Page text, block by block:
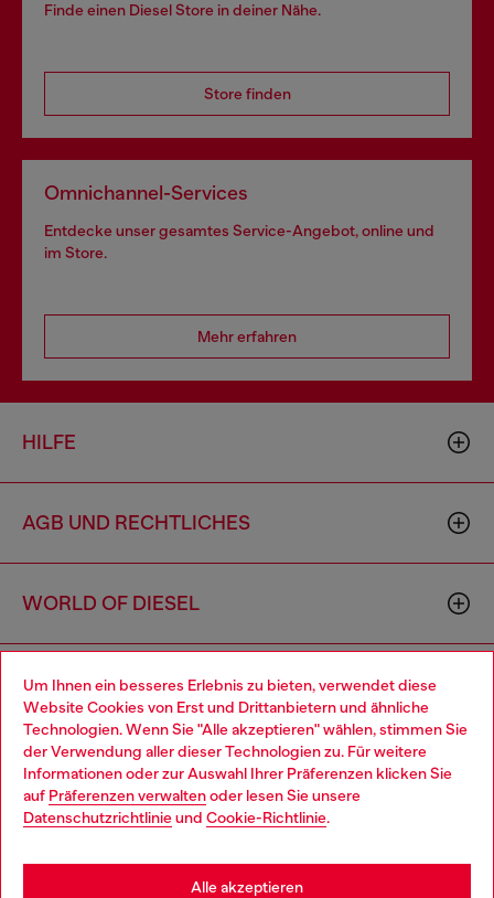
Um Ihnen ein besseres Erlebnis zu bieten, verwendet diese
Website Cookies von Erst und Drittanbietern und ähnliche
Technologien. Wenn Sie "Alle akzeptieren" wählen, stimmen Sie
der Verwendung aller dieser Technologien zu. Für weitere
Informationen oder zur Auswahl Ihrer Präferenzen klicken Sie
auf Präferenzen verwaltenoder lesen Sie unsere
Datenschutzrichtlinieund Cookie-Richtlinie.
Alle akzeptieren
Finde einen Diesel Store in deiner Nähe.
Store finden
Omnichannel-Services
Entdecke unser gesamtes Service-Angebot, online und
im Store.
Mehr erfahren
HILFE
AGB UND RECHTLICHES
WORLD OF DIESEL
CORPORATE
Country: AT Language: DE
Choose your location
You are currently browsing Österreich website, but it seems you
may be based in United States